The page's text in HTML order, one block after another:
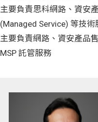
主要負責思科網路、資安
(Managed Service) 等技術
主要負責網路、資安產品
MSP 託管服務